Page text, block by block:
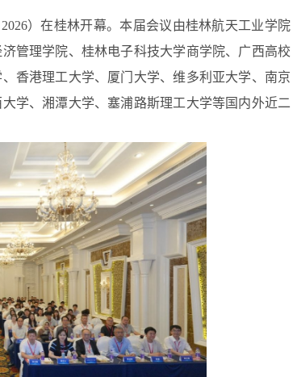
）在桂林开幕。本届会议由桂林航天工业学院
管理学院、桂林电子科技大学商学院、广西高校
香港理工大学、厦门大学、维多利亚大学、南京
学、湘潭大学、塞浦路斯理工大学等国内外近二